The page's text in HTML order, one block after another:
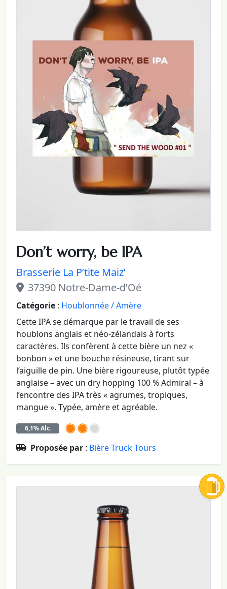
Don’t worry, be IPA
Brasserie La P’tite Maiz’
37390 Notre-Dame-d’Oé
Catégorie : Houblonnée / Amère
Cette IPA se démarque par le travail de ses
houblons anglais et néo-zélandais à forts
caractères. Ils confèrent à cette bière un nez «
bonbon » et une bouche résineuse, tirant sur
l’aiguille de pin. Une bière rigoureuse, plutôt typée
anglaise – avec un dry hopping 100 % Admiral – à
l’encontre des IPA très « agrumes, tropiques,
mangue ». Typée, amère et agréable.
6,1% Alc.
Proposée par : Bière Truck Tours